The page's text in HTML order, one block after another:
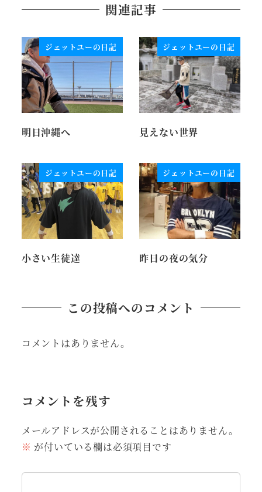
関連記事
ジェットユーの日記
明日沖縄へ
ジェットユーの日記
見えない世界
ジェットユーの日記
小さい生徒達
ジェットユーの日記
昨日の夜の気分
この投稿へのコメント
コメントはありません。
コメントを残す
メールアドレスが公開されることはありません。
※ が付いている欄は必須項目です